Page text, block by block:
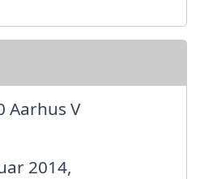
Aarhus V
2014,